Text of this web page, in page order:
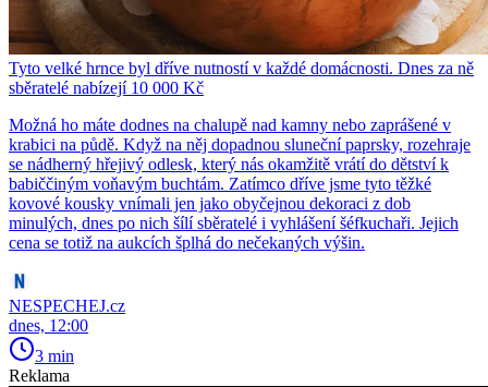
Tyto velké hrnce byl dříve nutností v každé domácnosti. Dnes za ně
sběratelé nabízejí 10 000 Kč
Možná ho máte dodnes na chalupě nad kamny nebo zaprášené v
krabici na půdě. Když na něj dopadnou sluneční paprsky, rozehraje
se nádherný hřejivý odlesk, který nás okamžitě vrátí do dětství k
babiččiným voňavým buchtám. Zatímco dříve jsme tyto těžké
kovové kousky vnímali jen jako obyčejnou dekoraci z dob
minulých, dnes po nich šílí sběratelé i vyhlášení šéfkuchaři. Jejich
cena se totiž na aukcích šplhá do nečekaných výšin.
NESPECHEJ.cz
dnes, 12:00
3 min
Reklama